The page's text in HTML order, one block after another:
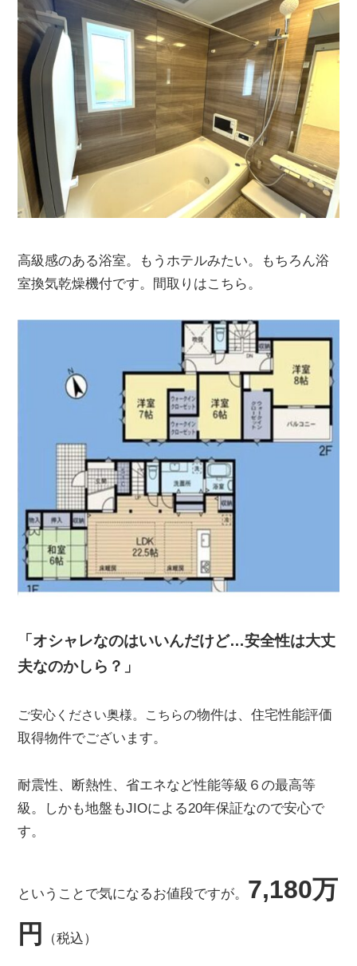
高級感のある浴室。もうホテルみたい。もちろん浴
室換気乾燥機付です。間取りはこちら。
「オシャレなのはいいんだけど…安全性は大丈
夫なのかしら？」
ご安心ください奥様。こちらの物件は、住宅性能評価
取得物件でございます。
耐震性、断熱性、省エネなど性能等級６の最高等
級。しかも地盤もJIOによる20年保証なので安心で
す。
ということで気になるお値段ですが。 7,180万
円
（税込）